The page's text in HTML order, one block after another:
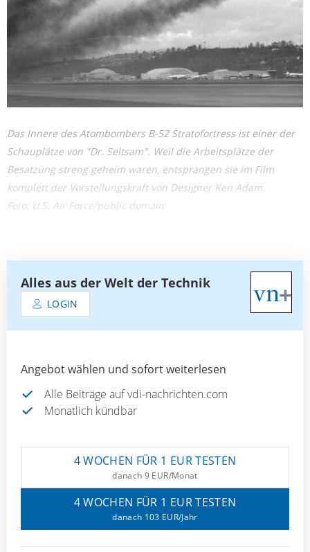
Das Innere des Atombombers B-52 Stratofortress ist einer der
Schauplätze von "Dr. Seltsam". Weil die Arbeitsplätze der
Besatzung streng geheim waren, entsprangen sie im Film
komplett der Vorstellungskraft von Designer Ken Adam.
Foto: U.S. Air Force/public domain
Alles aus der Welt der Technik
LOGIN
Angebot wählen und sofort weiterlesen
Alle Beiträge auf vdi-nachrichten.com
Monatlich kündbar
4 WOCHEN FÜR 1 EUR TESTEN
danach 9 EUR/Monat
4 WOCHEN FÜR 1 EUR TESTEN
danach 103 EUR/Jahr